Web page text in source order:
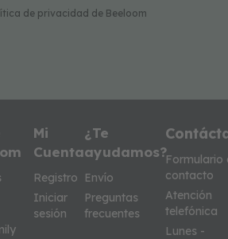
sí es entendible.Se
Periodo palabra-frase (de
años) En este periodo el
más en la
verbal y su nivel de
mejora de manera
de privacidad de Beeloom
Mi
Cuenta
Registro
Iniciar
sesión
¿Te
ayudamos?
Envío
Preguntas
frecuentes
Formulario
contacto
Atención
telefónica
Lunes -